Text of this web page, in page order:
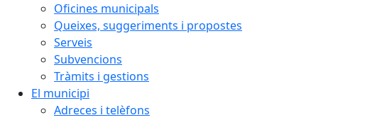
Oficines municipals
Queixes, suggeriments i propostes
Serveis
Subvencions
Tràmits i gestions
El municipi
Adreces i telèfons